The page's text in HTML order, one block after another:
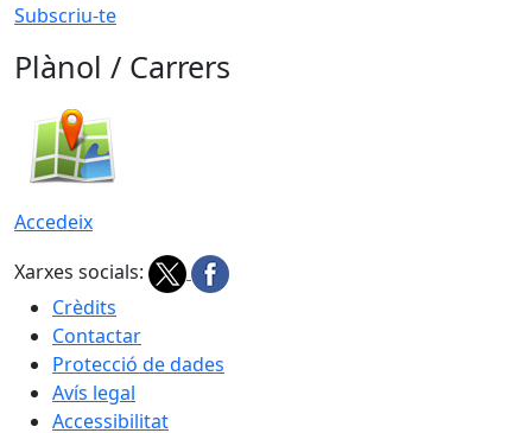
Subscriu-te
Plànol / Carrers
Accedeix
Xarxes socials:
Crèdits
Contactar
Protecció de dades
Avís legal
Accessibilitat